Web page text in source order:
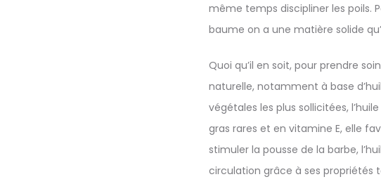
même temps discipliner les poils.
baume on a une matière solide
Quoi qu’il en soit, pour prendre
naturelle, notamment à base
végétales les plus sollicitées,
gras rares et en vitamine E, elle
stimuler la pousse de la barbe,
circulation grâce à ses propriétés